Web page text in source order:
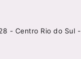
- Centro Rio do Sul -